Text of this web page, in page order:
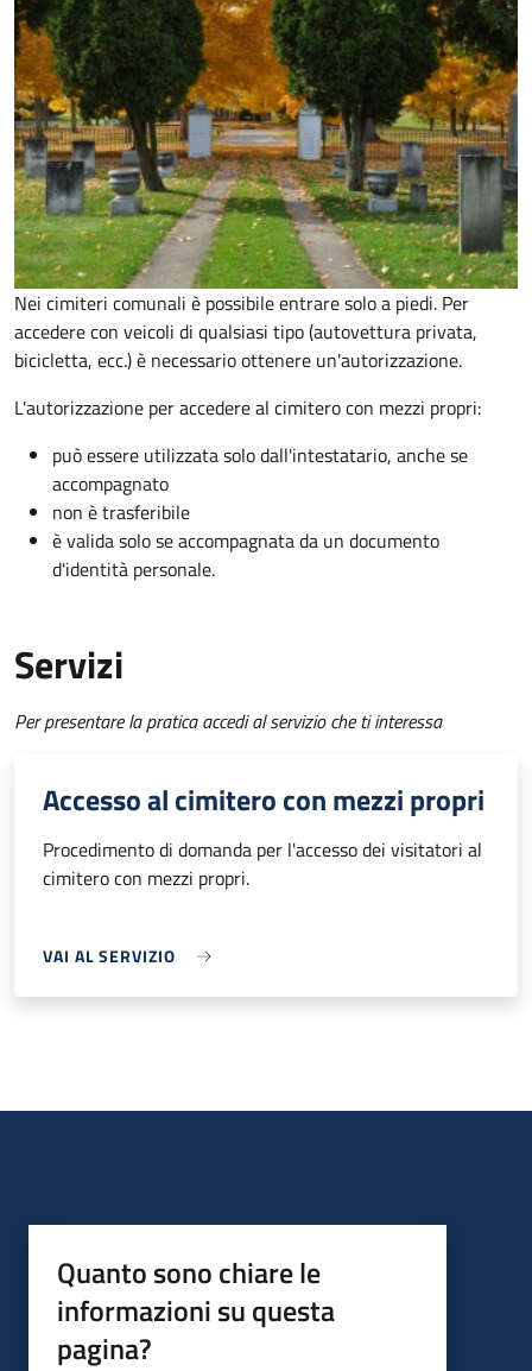
Nei cimiteri comunali è possibile entrare solo a piedi. Per
accedere con veicoli di qualsiasi tipo (autovettura privata,
bicicletta, ecc.) è necessario ottenere un'autorizzazione.
L'autorizzazione per accedere al cimitero con mezzi propri:
può essere utilizzata solo dall'intestatario, anche se
accompagnato
non è trasferibile
è valida solo se accompagnata da un documento
d'identità personale.
Servizi
Per presentare la pratica accedi al servizio che ti interessa
Accesso al cimitero con mezzi propri
Procedimento di domanda per l'accesso dei visitatori al
cimitero con mezzi propri.
VAI AL SERVIZIO
Quanto sono chiare le
informazioni su questa
pagina?